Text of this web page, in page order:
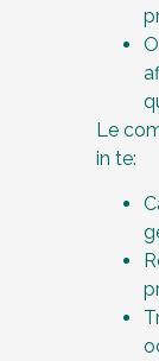
Le
in te: